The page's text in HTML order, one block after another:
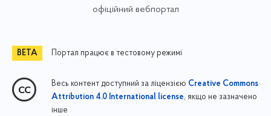
офіційний вебпортал
Портал працює в тестовому режимі
Весь контент доступний за ліцензією Creative Commons
Attribution 4.0 International license, якщо не зазначено
інше